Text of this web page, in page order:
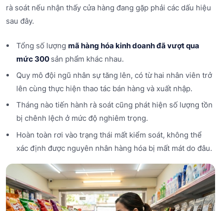
rà soát nếu nhận thấy cửa hàng đang gặp phải các dấu hiệu
sau đây.
Tổng số lượng mã hàng hóa kinh doanh đã vượt qua
mức 300 sản phẩm khác nhau.
Quy mô đội ngũ nhân sự tăng lên, có từ hai nhân viên trở
lên cùng thực hiện thao tác bán hàng và xuất nhập.
Tháng nào tiến hành rà soát cũng phát hiện số lượng tồn
bị chênh lệch ở mức độ nghiêm trọng.
Hoàn toàn rơi vào trạng thái mất kiểm soát, không thể
xác định được nguyên nhân hàng hóa bị mất mát do đâu.